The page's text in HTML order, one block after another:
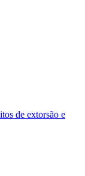
de extorsão e